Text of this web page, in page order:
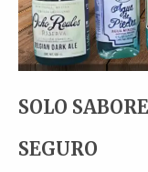
SOLO
SEGURO